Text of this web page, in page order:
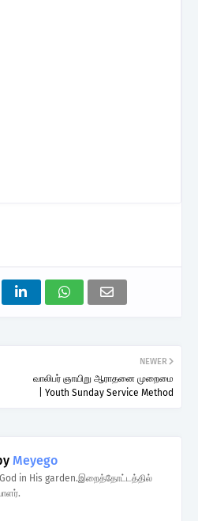
NEWER
வாலிபர் ஞாயிறு ஆராதனை முறைமை
| Youth Sunday Service Method
Meyego
in His garden.இறைத்தோட்டத்தில்